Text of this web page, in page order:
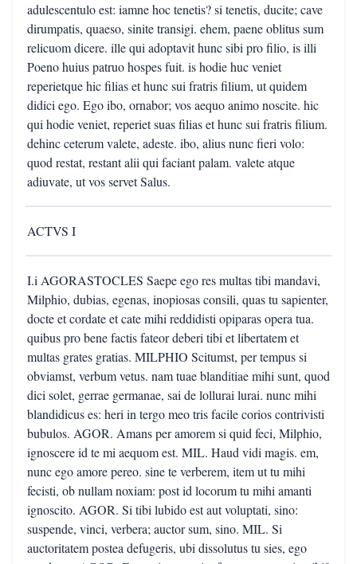
adulescentulo est: iamne hoc tenetis? si tenetis, ducite; cave
dirumpatis, quaeso, sinite transigi. ehem, paene oblitus sum
relicuom dicere. ille qui adoptavit hunc sibi pro filio, is illi
Poeno huius patruo hospes fuit. is hodie huc veniet
reperietque hic filias et hunc sui fratris filium, ut quidem
didici ego. Ego ibo, ornabor; vos aequo animo noscite. hic
qui hodie veniet, reperiet suas filias et hunc sui fratris filium.
dehinc ceterum valete, adeste. ibo, alius nunc fieri volo:
quod restat, restant alii qui faciant palam. valete atque
adiuvate, ut vos servet Salus.
ACTVS I
I.i AGORASTOCLES Saepe ego res multas tibi mandavi,
Milphio, dubias, egenas, inopiosas consili, quas tu sapienter,
docte et cordate et cate mihi reddidisti opiparas opera tua.
quibus pro bene factis fateor deberi tibi et libertatem et
multas grates gratias. MILPHIO Scitumst, per tempus si
obviamst, verbum vetus. nam tuae blanditiae mihi sunt, quod
dici solet, gerrae germanae, sai de lollurai lurai. nunc mihi
blandidicus es: heri in tergo meo tris facile corios contrivisti
bubulos. AGOR. Amans per amorem si quid feci, Milphio,
ignoscere id te mi aequom est. MIL. Haud vidi magis. em,
nunc ego amore pereo. sine te verberem, item ut tu mihi
fecisti, ob nullam noxiam: post id locorum tu mihi amanti
ignoscito. AGOR. Si tibi lubido est aut voluptati, sino:
suspende, vinci, verbera; auctor sum, sino. MIL. Si
auctoritatem postea defugeris, ubi dissolutus tu sies, ego